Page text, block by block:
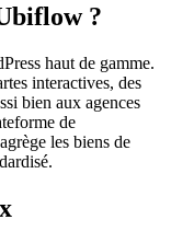
?
haut de gamme.
interactives, des
bien aux agences
de
les biens de